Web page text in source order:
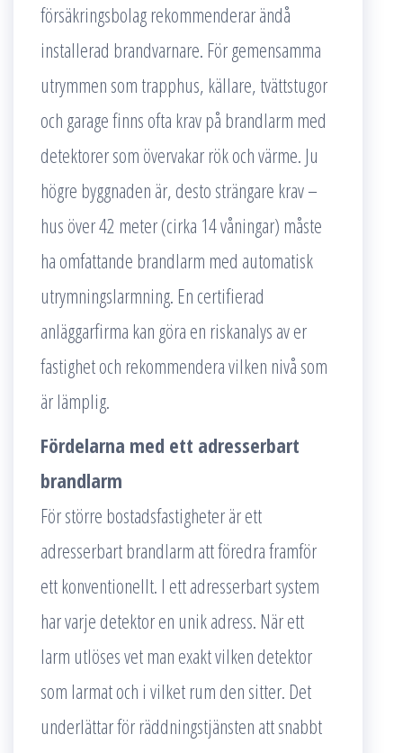
försäkringsbolag rekommenderar ändå
installerad brandvarnare. För gemensamma
utrymmen som trapphus, källare, tvättstugor
och garage finns ofta krav på brandlarm med
detektorer som övervakar rök och värme. Ju
högre byggnaden är, desto strängare krav –
hus över 42 meter (cirka 14 våningar) måste
ha omfattande brandlarm med automatisk
utrymningslarmning. En certifierad
anläggarfirma kan göra en riskanalys av er
fastighet och rekommendera vilken nivå som
är lämplig.
Fördelarna med ett adresserbart
brandlarm
För större bostadsfastigheter är ett
adresserbart brandlarm att föredra framför
ett konventionellt. I ett adresserbart system
har varje detektor en unik adress. När ett
larm utlöses vet man exakt vilken detektor
som larmat och i vilket rum den sitter. Det
underlättar för räddningstjänsten att snabbt